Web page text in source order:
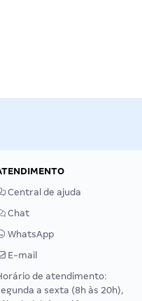
Central de ajuda
Chat
WhatsApp
E-mail
de atendimento:
a sexta (8h às 20h),